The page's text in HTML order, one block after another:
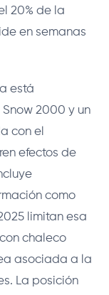
20% de la
en semanas
está
2000 y un
con el
efectos de
como
limitan esa
chaleco
asociada a la
La posición